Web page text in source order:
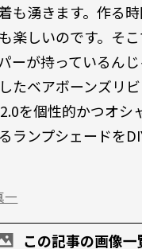
も湧きます。作る
楽しいのです。そ
ーが持っているん
たベアボーンズリ
を個性的かつオシ
ランプシェードを
一
この記事の画像一